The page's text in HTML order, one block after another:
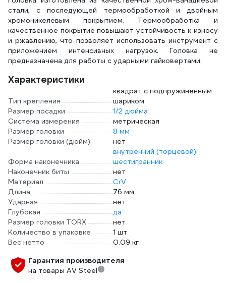
стали, с последующей термообработкой и двойным
хромоникелевым покрытием. Термообработка и
качественное покрытие повышают устойчивость к износу
и ржавлению, что позволяет использовать инструмент с
приложением интенсивных нагрузок. Головка не
предназначена для работы с ударными гайковертами.
Характеристики
Тип крепления
квадрат с подпружиненным
шариком
Размер посадки
1/2 дюйма
Система измерения
метрическая
Размер головки
8 мм
Размер головки (дюйм)
нет
Форма наконечника
внутренний (торцевой)
шестигранник
Наконечник биты
нет
Материал
CrV
Длина
76 мм
Ударная
нет
Глубокая
да
Размер головки TORX
нет
Количество в упаковке
1 шт
Вес нетто
0.09 кг
Гарантия производителя
на товары AV Steel